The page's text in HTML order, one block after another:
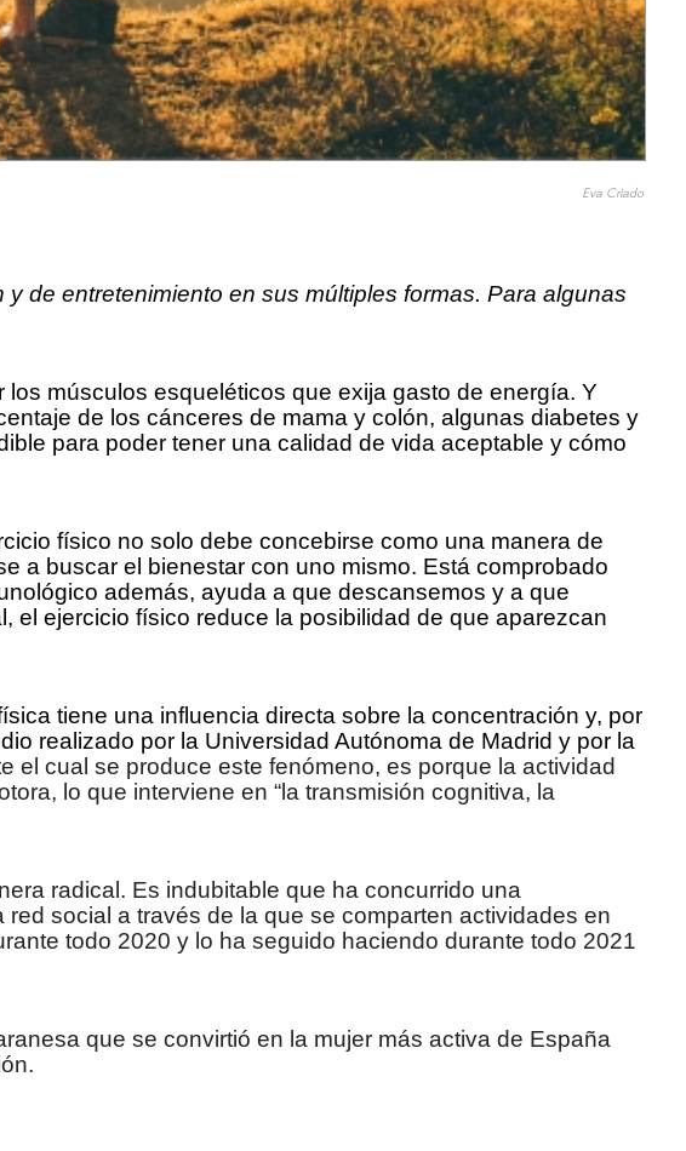
Eva Criado
de entretenimiento en sus múltiples formas. Para algunas
músculos esqueléticos que exija gasto de energía. Y
de los cánceres de mama y colón, algunas diabetes y
para poder tener una calidad de vida aceptable y cómo
físico no solo debe concebirse como una manera de
a buscar el bienestar con uno mismo. Está comprobado
además, ayuda a que descansemos y a que
el ejercicio físico reduce la posibilidad de que aparezcan
tiene una influencia directa sobre la concentración y, por
realizado por la Universidad Autónoma de Madrid y por la
el cual se produce este fenómeno, es porque la actividad
lo que interviene en “la transmisión cognitiva, la
radical. Es indubitable que ha concurrido una
social a través de la que se comparten actividades en
todo 2020 y lo ha seguido haciendo durante todo 2021
que se convirtió en la mujer más activa de España